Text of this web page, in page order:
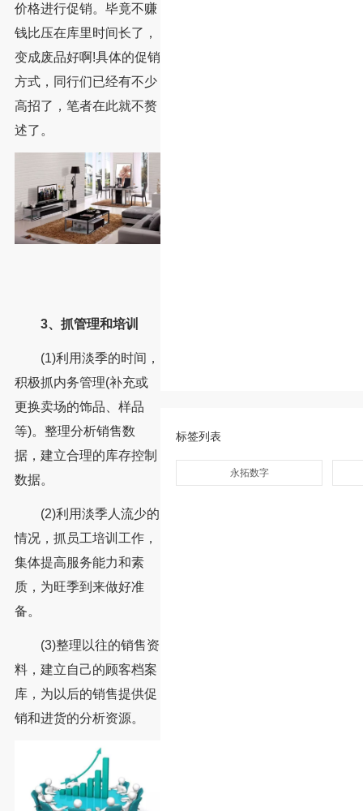
价格进行促销。毕竟不赚
钱比压在库里时间长了，
变成废品好啊!具体的促销
方式，同行们已经有不少
高招了，笔者在此就不赘
述了。
3、抓管理和培训
(1)利用淡季的时间，
积极抓内务管理(补充或
更换卖场的饰品、样品
等)。整理分析销售数
据，建立合理的库存控制
数据。
(2)利用淡季人流少的
情况，抓员工培训工作，
集体提高服务能力和素
质，为旺季到来做好准
备。
(3)整理以往的销售资
料，建立自己的顾客档案
库，为以后的销售提供促
销和进货的分析资源。
标签列表
永拓数字